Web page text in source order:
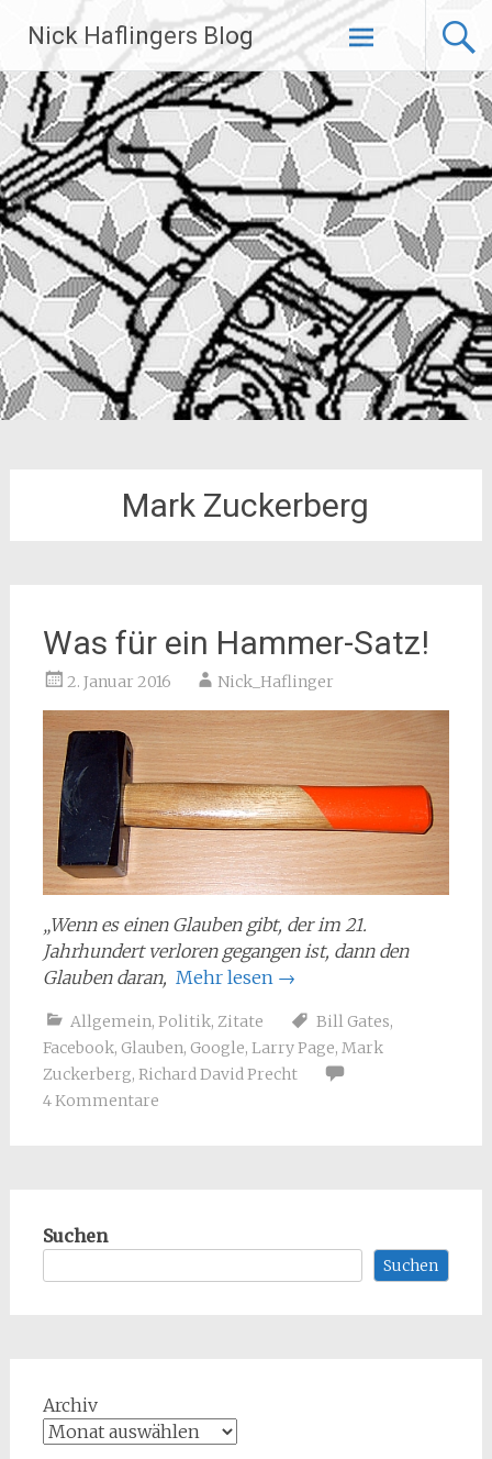
Inhalt
springen
Nick Haflingers Blog
Mark Zuckerberg
Was für ein Hammer-Satz!
2. Januar 2016 Nick_Haflinger
„Wenn es einen Glauben gibt, der im 21.
Jahrhundert verloren gegangen ist, dann den
Glauben daran, Mehr lesen →
Allgemein, Politik, Zitate Bill Gates,
Facebook, Glauben, Google, Larry Page, Mark
Zuckerberg, Richard David Precht
4 Kommentare
Suchen
Suchen
Archiv